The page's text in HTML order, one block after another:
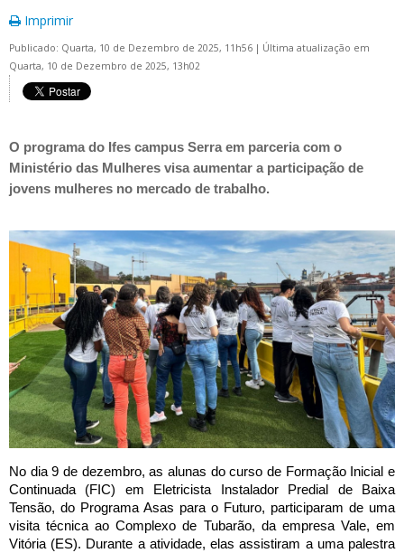
Imprimir
Publicado: Quarta, 10 de Dezembro de 2025, 11h56 | Última atualização em
Quarta, 10 de Dezembro de 2025, 13h02
O programa do Ifes campus Serra em parceria com o
Ministério das Mulheres visa aumentar a participação de
jovens mulheres no mercado de trabalho.
No dia 9 de dezembro, as alunas do curso de Formação Inicial e
Continuada (FIC) em Eletricista Instalador Predial de Baixa
Tensão, do Programa Asas para o Futuro, participaram de uma
visita técnica ao Complexo de Tubarão, da empresa Vale, em
Vitória (ES). Durante a atividade, elas assistiram a uma palestra